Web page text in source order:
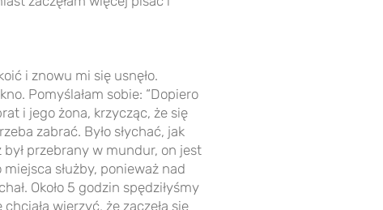
i znowu mi się usnęło.
Pomyślałam sobie: “Dopiero
i jego żona, krzycząc, że się
zabrać. Było słychać, jak
przebrany w mundur, on jest
służby, ponieważ nad
Około 5 godzin spędziłyśmy
wierzyć, że zaczęła się